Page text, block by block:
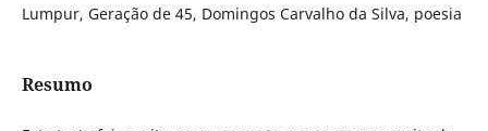
Lumpur, Geração de 45, Domingos Carvalho da Silva, poesia
Resumo